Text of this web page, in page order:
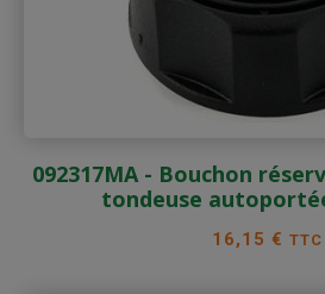
092317MA - Bouchon
tondeuse
Prix
16,15 € TTC